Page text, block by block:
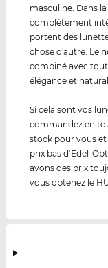
masculine. Dans la
complètement
portent des
chose d'autre. Le
combiné avec
élégance et
Si cela sont vos
commandez en
stock pour vous
prix bas d’Edel-
avons des prix
vous obtenez le